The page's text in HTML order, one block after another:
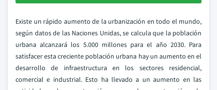
Existe un rápido aumento de la urbanización en todo el mundo,
según datos de las Naciones Unidas, se calcula que la población
urbana alcanzará los 5.000 millones para el año 2030. Para
satisfacer esta creciente población urbana hay un aumento en el
desarrollo de infraestructura en los sectores residencial,
comercial e industrial. Esto ha llevado a un aumento en las